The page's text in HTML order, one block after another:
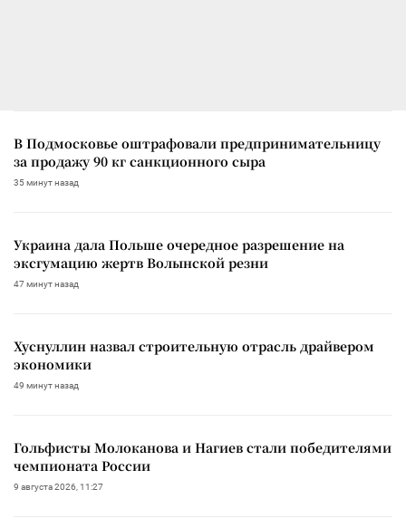
В Подмосковье оштрафовали предпринимательницу
за продажу 90 кг санкционного сыра
35 минут назад
Украина дала Польше очередное разрешение на
эксгумацию жертв Волынской резни
47 минут назад
Хуснуллин назвал строительную отрасль драйвером
экономики
49 минут назад
Гольфисты Молоканова и Нагиев стали победителями
чемпионата России
9 августа 2026, 11:27